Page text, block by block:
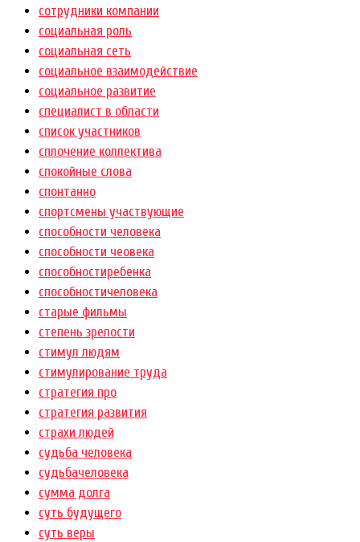
сотрудники компании
социальная роль
социальная сеть
социальное взаимодействие
социальное развитие
специалист в области
список участников
сплочение коллектива
спокойные слова
спонтанно
спортсмены участвующие
способности человека
способности чеовека
способностиребенка
способностичеловека
старые фильмы
степень зрелости
стимул людям
стимулирование труда
стратегия про
стратегия развития
страхи людей
судьба человека
судьбачеловека
сумма долга
суть будущего
суть веры